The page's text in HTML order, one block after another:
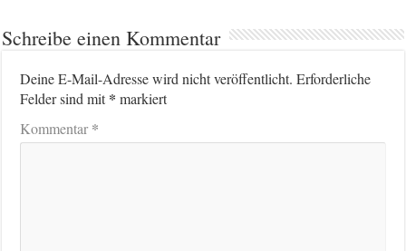
Schreibe einen Kommentar
Deine E-Mail-Adresse wird nicht veröffentlicht. Erforderliche
Felder sind mit* markiert
Kommentar*